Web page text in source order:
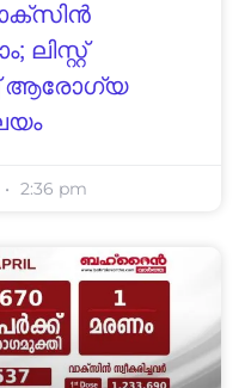
ലിസ്റ്റ്
ആരോഗ്യ
2:36 pm